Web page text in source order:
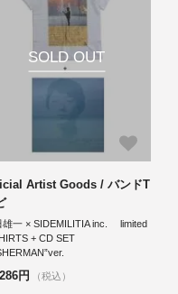
SOLD OUT
Artist Goods / バンドT
雄一 × SIDEMILITIA inc. limited
+ CD SET
円 （税込）